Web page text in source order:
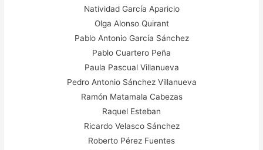
Natividad García Aparicio
Olga Alonso Quirant
Pablo Antonio García Sánchez
Pablo Cuartero Peña
Paula Pascual Villanueva
Pedro Antonio Sánchez Villanueva
Ramón Matamala Cabezas
Raquel Esteban
Ricardo Velasco Sánchez
Roberto Pérez Fuentes